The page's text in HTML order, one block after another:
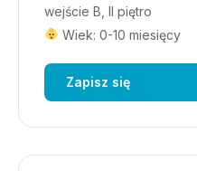
wejście B, II piętro
Wiek: 0-10 miesięcy
Zapisz się